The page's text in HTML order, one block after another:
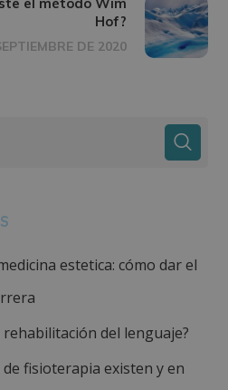
Hof?
DE 2020
estetica: cómo dar el
rehabilitación del lenguaje?
de fisioterapia existen y en